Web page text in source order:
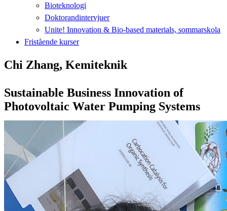
Bioteknologi
Doktorandintervjuer
Unite! Innovation & Bio-based materials, sommarskola
Fristående kurser
Chi Zhang, Kemiteknik
Sustainable Business Innovation of
Photovoltaic Water Pumping Systems